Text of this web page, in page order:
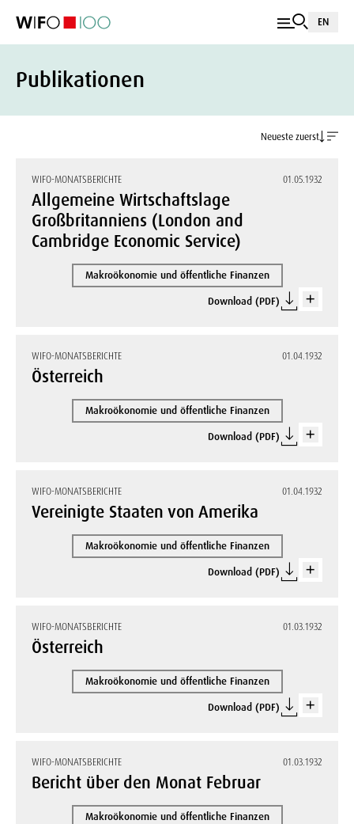
EN
Publikationen
Neueste zuerst
WIFO-MONATSBERICHTE 01.05.1932
Allgemeine Wirtschaftslage
Großbritanniens (London and
Cambridge Economic Service)
Makroökonomie und öffentliche Finanzen
Download (PDF)
WIFO-MONATSBERICHTE 01.04.1932
Österreich
Makroökonomie und öffentliche Finanzen
Download (PDF)
WIFO-MONATSBERICHTE 01.04.1932
Vereinigte Staaten von Amerika
Makroökonomie und öffentliche Finanzen
Download (PDF)
WIFO-MONATSBERICHTE 01.03.1932
Österreich
Makroökonomie und öffentliche Finanzen
Download (PDF)
WIFO-MONATSBERICHTE 01.03.1932
Bericht über den Monat Februar
Makroökonomie und öffentliche Finanzen